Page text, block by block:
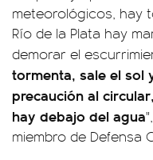
meteorológicos, hay
Río de la Plata hay
demorar el
tormenta, sale el sol
precaución al
hay debajo del agua
miembro de Defensa